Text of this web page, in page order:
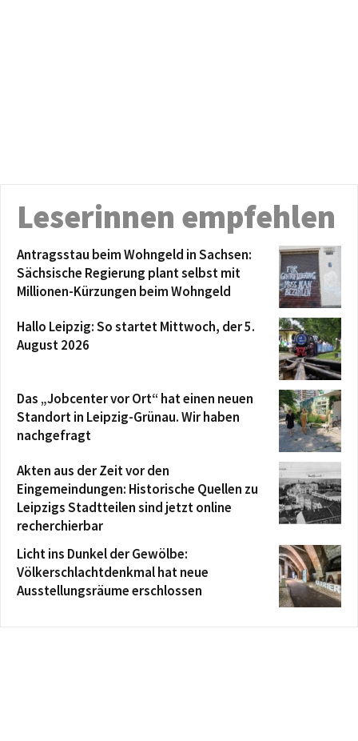
Leserinnen empfehlen
Antragsstau beim Wohngeld in Sachsen:
Sächsische Regierung plant selbst mit
Millionen-Kürzungen beim Wohngeld
Hallo Leipzig: So startet Mittwoch, der 5.
August 2026
Das „Jobcenter vor Ort“ hat einen neuen
Standort in Leipzig-Grünau. Wir haben
nachgefragt
Akten aus der Zeit vor den
Eingemeindungen: Historische Quellen zu
Leipzigs Stadtteilen sind jetzt online
recherchierbar
Licht ins Dunkel der Gewölbe:
Völkerschlachtdenkmal hat neue
Ausstellungsräume erschlossen